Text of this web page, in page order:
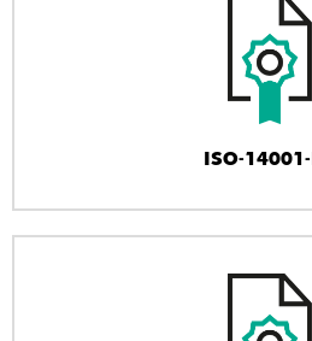
ISO-14001-